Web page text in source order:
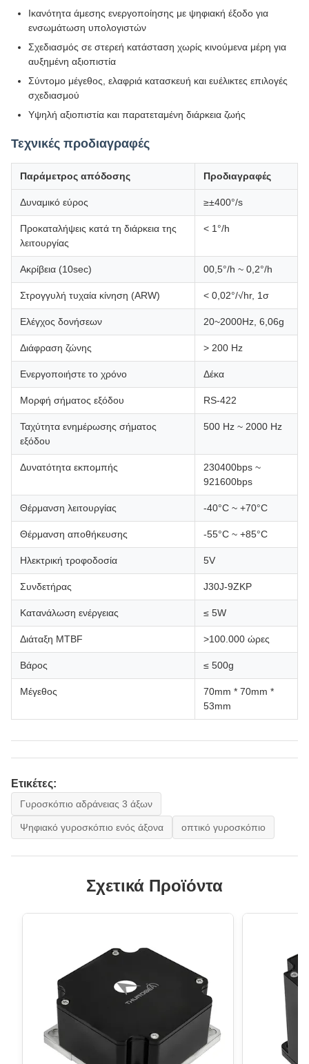
Ικανότητα άμεσης ενεργοποίησης με ψηφιακή έξοδο για
ενσωμάτωση υπολογιστών
Σχεδιασμός σε στερεή κατάσταση χωρίς κινούμενα μέρη για
αυξημένη αξιοπιστία
Σύντομο μέγεθος, ελαφριά κατασκευή και ευέλικτες επιλογές
σχεδιασμού
Υψηλή αξιοπιστία και παρατεταμένη διάρκεια ζωής
Τεχνικές προδιαγραφές
Παράμετρος απόδοσης Προδιαγραφές
Δυναμικό εύρος ≥±400°/s
Προκαταλήψεις κατά τη διάρκεια της
λειτουργίας
< 1°/h
Ακρίβεια (10sec) 00,5°/h ~ 0,2°/h
Στρογγυλή τυχαία κίνηση (ARW) < 0,02°/√hr, 1σ
Ελέγχος δονήσεων 20~2000Hz, 6,06g
Διάφραση ζώνης > 200 Hz
Ενεργοποιήστε το χρόνο Δέκα
Μορφή σήματος εξόδου RS-422
Ταχύτητα ενημέρωσης σήματος
εξόδου
500 Hz ~ 2000 Hz
Δυνατότητα εκπομπής
230400bps ~
921600bps
Θέρμανση λειτουργίας -40°C ~ +70°C
Θέρμανση αποθήκευσης -55°C ~ +85°C
Ηλεκτρική τροφοδοσία 5V
Συνδετήρας J30J-9ZKP
Κατανάλωση ενέργειας ≤ 5W
Διάταξη MTBF >100.000 ώρες
Βάρος ≤ 500g
Μέγεθος
70mm * 70mm *
53mm
Ετικέτες:
Γυροσκόπιο αδράνειας 3 άξων
Ψηφιακό γυροσκόπιο ενός άξονα οπτικό γυροσκόπιο
Σχετικά Προϊόντα